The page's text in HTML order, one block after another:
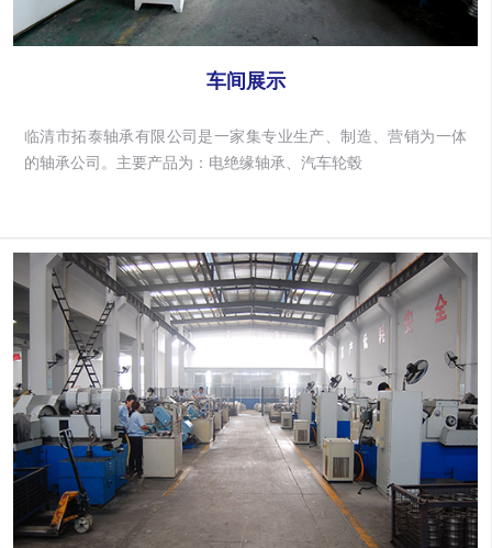
车间展示
临清市拓泰轴承有限公司是一家集专业生产、制造、营销为一体
的轴承公司。主要产品为：电绝缘轴承、汽车轮毂